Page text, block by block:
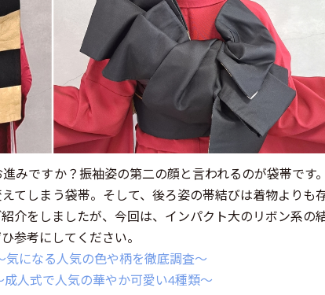
みですか？振袖姿の第二の顔と言われるのが袋帯です。
てしまう袋帯。そして、後ろ姿の帯結びは着物よりも
介をしましたが、今回は、インパクト大のリボン系の
参考にしてください。
になる人気の色や柄を徹底調査～
人式で人気の華やか可愛い4種類～